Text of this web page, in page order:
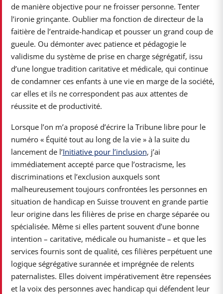
de manière objective pour ne froisser personne. Tenter
l’ironie grinçante. Oublier ma fonction de directeur de la
faitière de l’entraide-handicap et pousser un grand coup de
gueule. Ou démonter avec patience et pédagogie le
validisme du système de prise en charge ségrégatif, issu
d’une longue tradition caritative et médicale, qui continue
de condamner ces enfants à une vie en marge de la société,
car elles et ils ne correspondent pas aux attentes de
réussite et de productivité.
Lorsque l’on m’a proposé d’écrire la Tribune libre pour le
numéro « Équité tout au long de la vie » à la suite du
lancement de l’Initiative pour l’inclusion, j’ai
immédiatement accepté parce que l’ostracisme, les
discriminations et l’exclusion auxquels sont
malheureusement toujours confrontées les personnes en
situation de handicap en Suisse trouvent en grande partie
leur origine dans les filières de prise en charge séparée ou
spécialisée. Même si elles partent souvent d’une bonne
intention – caritative, médicale ou humaniste – et que les
services fournis sont de qualité, ces filières perpétuent une
logique ségrégative surannée et imprégnée de relents
paternalistes. Elles doivent impérativement être repensées
et la voix des personnes avec handicap qui défendent leur